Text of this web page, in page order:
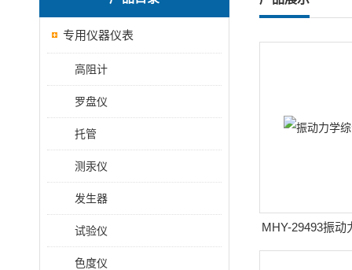
专用仪器仪表
高阻计
罗盘仪
托管
测汞仪
发生器
试验仪
色度仪
MHY-29493振动
统